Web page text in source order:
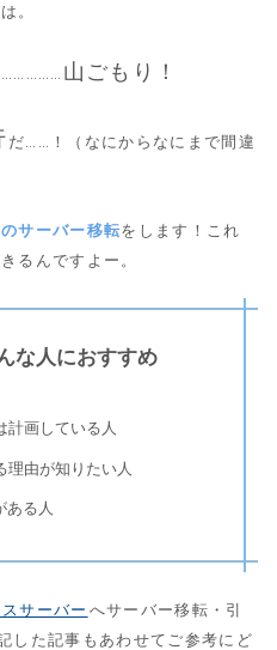
。
…………… 山ごもり！
だ……！（なにからなにまで間違
ーバー移転をします！これ
るんですよー。
な人におすすめ
計画している人
理由が知りたい人
ある人
サーバー へサーバー移転・引
した記事もあわせてご参考にど